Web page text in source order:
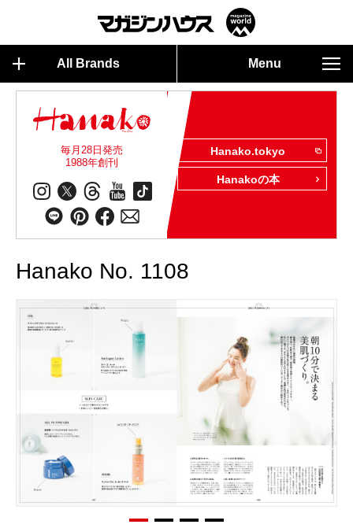
All Brands Menu
毎月28日発売
1988年創刊
Hanako.tokyo
Hanakoの本
Hanako No. 1108